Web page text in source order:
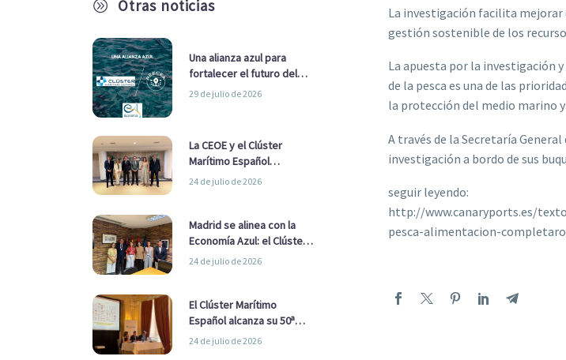
A Otras noticias
Una alianza azul para
fortalecer el futuro del
sector marítimo
29 de julio de 2026
La CEOE y el Clúster
Marítimo Español
refuerzan su alianza para
24 de julio de 2026
Madrid se alinea con la
Economía Azul: el Clúster
Marítimo Español y la Real
Ayuntamiento
24 de julio de 2026
El Clúster Marítimo
Español alcanza su 50ª
Asamblea reafirmando su
24 de julio de 2026
La investigación facilita
gestión sostenible de los
La apuesta por la investigación
de la pesca es una de las
la protección del medio marino
A través de la Secretaría
investigación a bordo de sus
seguir leyendo:
http://www.canaryports.es/
pesca-alimentacion-